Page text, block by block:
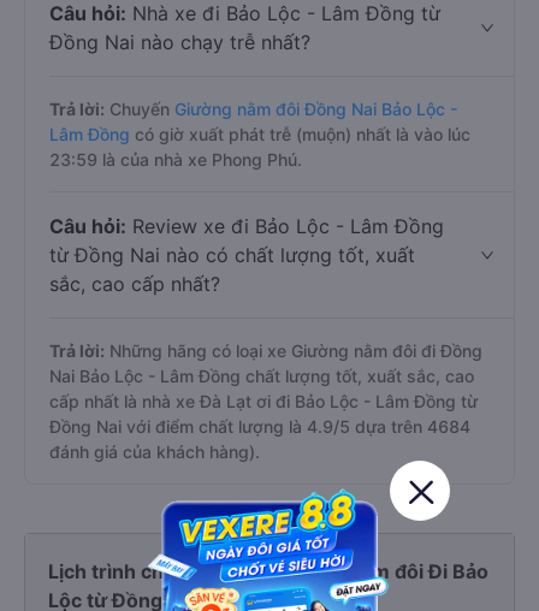
Câu hỏi: Nhà xe đi Bảo Lộc - Lâm Đồng từ
Đồng Nai nào chạy trễ nhất?
Trả lời: Chuyến Giường nằm đôi Đồng Nai Bảo Lộc -
Lâm Đồng có giờ xuất phát trễ (muộn) nhất là vào lúc
23:59 là của nhà xe Phong Phú.
Câu hỏi: Review xe đi Bảo Lộc - Lâm Đồng
từ Đồng Nai nào có chất lượng tốt, xuất
sắc, cao cấp nhất?
Trả lời: Những hãng có loại xe Giường nằm đôi đi Đồng
Nai Bảo Lộc - Lâm Đồng chất lượng tốt, xuất sắc, cao
cấp nhất là nhà xe Đà Lạt ơi đi Bảo Lộc - Lâm Đồng từ
Đồng Nai với điểm chất lượng là 4.9/5 dựa trên 4684
đánh giá của khách hàng).
Lịch trình chi tiết các xe Giường nằm đôi Đi Bảo
Lộc từ Đồng Nai